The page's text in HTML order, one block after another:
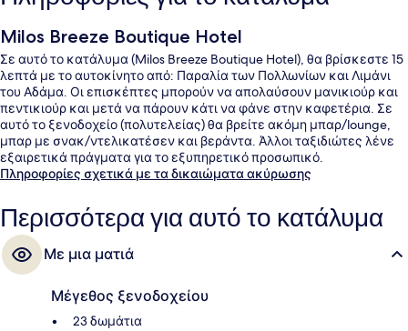
Milos Breeze Boutique Hotel
Σε αυτό το κατάλυμα (Milos Breeze Boutique Hotel), θα βρίσκεστε 15
λεπτά με το αυτοκίνητο από: Παραλία των Πολλωνίων και Λιμάνι
του Αδάμα. Οι επισκέπτες μπορούν να απολαύσουν μανικιούρ και
πεντικιούρ και μετά να πάρουν κάτι να φάνε στην καφετέρια. Σε
αυτό το ξενοδοχείο (πολυτελείας) θα βρείτε ακόμη μπαρ/lounge,
μπαρ με σνακ/ντελικατέσεν και βεράντα. Άλλοι ταξιδιώτες λένε
εξαιρετικά πράγματα για το εξυπηρετικό προσωπικό.
Πληροφορίες σχετικά με τα δικαιώματα ακύρωσης
Περισσότερα για αυτό το κατάλυμα
Με μια ματιά
Μέγεθος ξενοδοχείου
23 δωμάτια